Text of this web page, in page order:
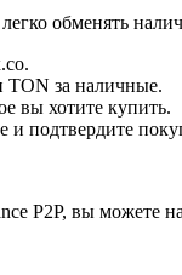
обменять
за наличные.
вы хотите купить.
подтвердите
P2P, вы можете